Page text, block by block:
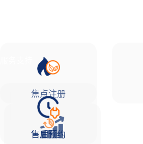
售后预约
焦点注册